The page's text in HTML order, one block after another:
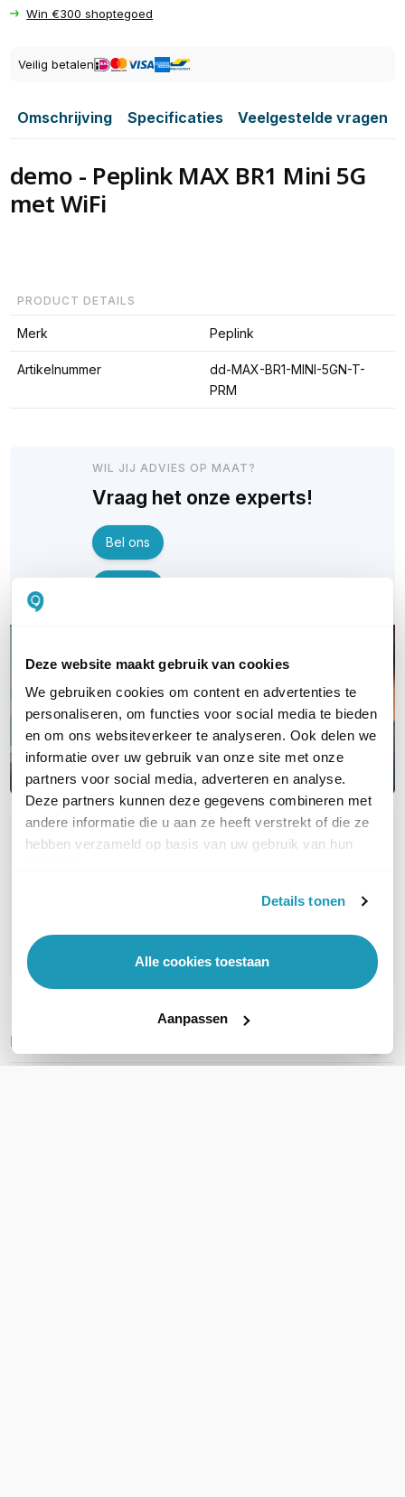
Deze website maakt gebruik van cookies
We gebruiken cookies om content en advertenties te
personaliseren, om functies voor social media te bieden
en om ons websiteverkeer te analyseren. Ook delen we
informatie over uw gebruik van onze site met onze
partners voor social media, adverteren en analyse.
Deze partners kunnen deze gegevens combineren met
andere informatie die u aan ze heeft verstrekt of die ze
hebben verzameld op basis van uw gebruik van hun
Details tonen
Alle cookies toestaan
Aanpassen
Win €300 shoptegoed
Veilig betalen
Omschrijving Specificaties Veelgestelde vragen
demo - Peplink MAX BR1 Mini 5G
met WiFi
PRODUCT DETAILS
Merk Peplink
Artikelnummer
dd-MAX-BR1-MINI-5GN-T-
PRM
WIL JIJ ADVIES OP MAAT?
Vraag het onze experts!
Bel ons
OVER DIT PRODUCT
REVIEWS